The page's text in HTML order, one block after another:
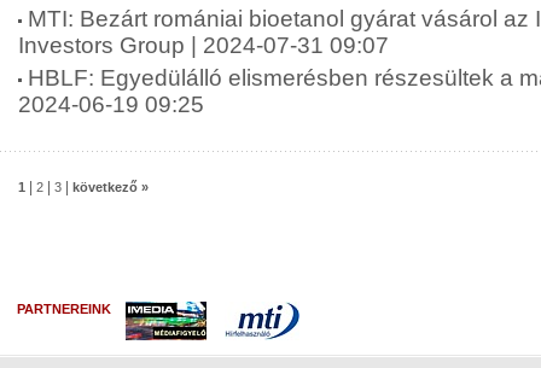
MTI: Bezárt romániai bioetanol gyárat vásárol az
Investors Group | 2024-07-31 09:07
HBLF: Egyedülálló elismerésben részesültek a
2024-06-19 09:25
1 2 3 következő »
PARTNEREINK